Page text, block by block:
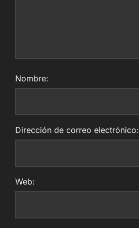
Nombre:
Dirección de correo electrónico:
Web: